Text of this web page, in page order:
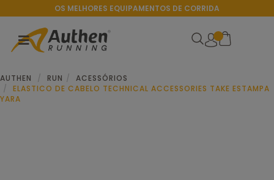
OS MELHORES EQUIPAMENTOS DE CORRIDA
AUTHEN RUN
ACESSÓRIOS
ELASTICO DE CABELO TECHNICAL ACCESSORIES TAKE ESTAMPA
YARA